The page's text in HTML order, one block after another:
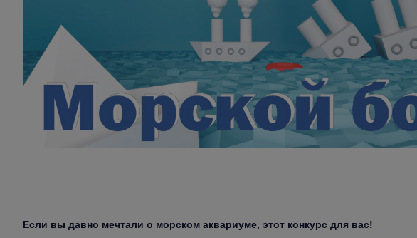
Если вы давно мечтали о морском аквариуме, этот конкурс для вас!